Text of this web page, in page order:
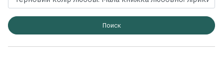
Рейтинги
Поиск